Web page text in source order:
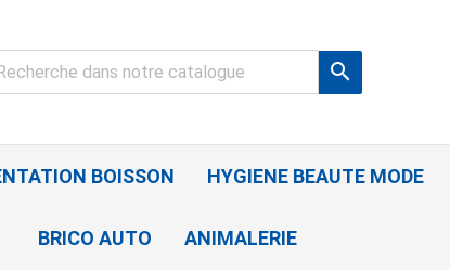

BOISSON HYGIENE BEAUTE MODE
BRICO AUTO ANIMALERIE